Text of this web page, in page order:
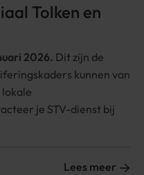
Tolken en
2026. Dit zijn de
kunnen van
je STV-dienst bij
Lees meer